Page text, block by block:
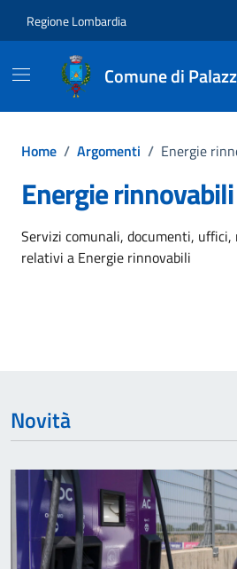
Regione Lombardia
Comune di
Home / Argomenti / Energie
Energie rinnovabili
Dettagli
Servizi comunali, documenti,
relativi a Energie rinnovabili
Novità